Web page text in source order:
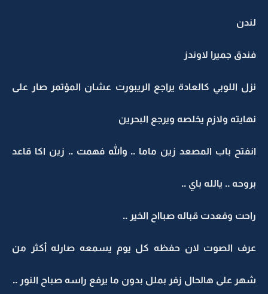
لندن
فندق جميرا لاوندز
نزل اللوبي كالعادة يراجع الريبورت عشان المؤتمر صار على
نهايته ولازم يخلصه ويرجع البحرين
انفتح باب المصعد زين ماما .. والله فهمت .. زين اكا قاعد
بروحه .. يالله باي ..
راحت وقعدت قباله صبااح الخير ..
عرف الصوت لان حفظه كل يوم يسمعه صارله أكثر من
شهر على هالحال زفر بملل بدون ما يرفع راسه صباح النور ..